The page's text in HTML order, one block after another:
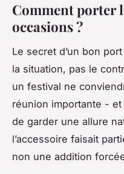
Comment porter
occasions ?
Le secret d’un bon
la situation, pas le
un festival ne
réunion importante - et
de garder une allure
l’accessoire faisait
non une addition